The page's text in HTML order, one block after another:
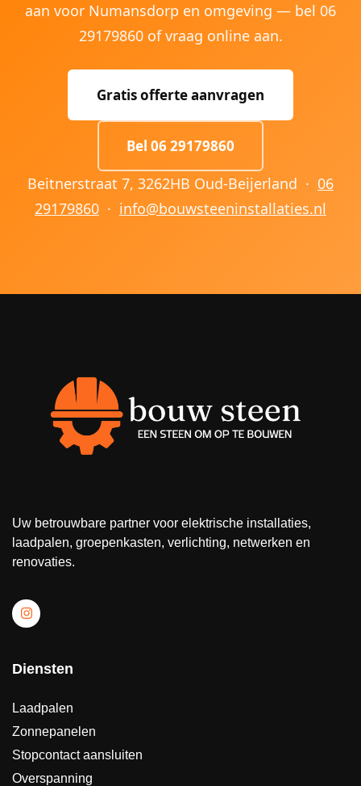
aan voor Numansdorp en omgeving — bel 06
29179860 of vraag online aan.
Gratis offerte aanvragen
Bel 06 29179860
Beitnerstraat 7, 3262HB Oud-Beijerland · 06
29179860 · info@bouwsteeninstallaties.nl
Uw betrouwbare partner voor elektrische installaties,
laadpalen, groepenkasten, verlichting, netwerken en
renovaties.
Diensten
Laadpalen
Zonnepanelen
Stopcontact aansluiten
Overspanning